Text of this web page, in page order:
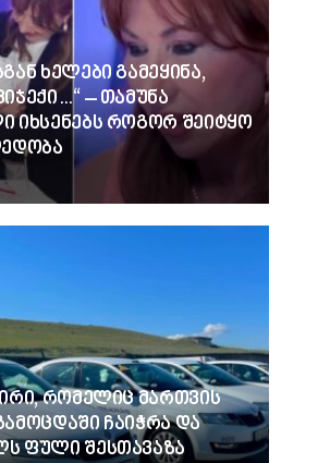
ხელები გამეყინა,
– თამუნა
იხსენებს როგორ შეიტყო
რომელიც მართვის
ჩაიჭრა და
ფული შესთავაზა